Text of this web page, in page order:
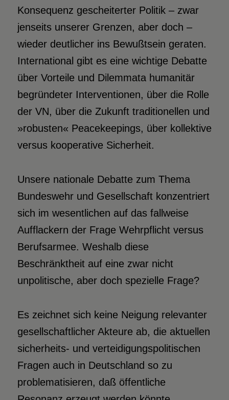
Konsequenz gescheiterter Politik – zwar
jenseits unserer Grenzen, aber doch –
wieder deutlicher ins Bewußtsein geraten.
International gibt es eine wichtige Debatte
über Vorteile und Dilemmata humanitär
begründeter Interventionen, über die Rolle
der VN, über die Zukunft traditionellen und
»robusten« Peacekeepings, über kollektive
versus kooperative Sicherheit.
Unsere nationale Debatte zum Thema
Bundeswehr und Gesellschaft konzentriert
sich im wesentlichen auf das fallweise
Aufflackern der Frage Wehrpflicht versus
Berufsarmee. Weshalb diese
Beschränktheit auf eine zwar nicht
unpolitische, aber doch spezielle Frage?
Es zeichnet sich keine Neigung relevanter
gesellschaftlicher Akteure ab, die aktuellen
sicherheits- und verteidigungspolitischen
Fragen auch in Deutschland so zu
problematisieren, daß öffentliche